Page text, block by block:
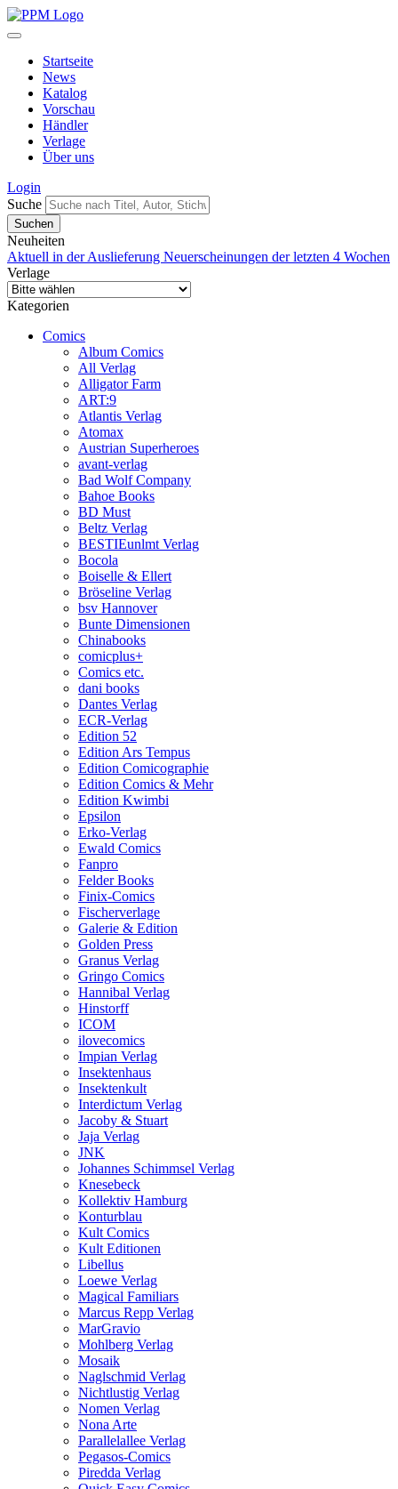
Startseite
News
Katalog
Vorschau
Händler
Verlage
Über uns
Login
Suche
Neuheiten
Aktuell in der Auslieferung Neuerscheinungen der letzten 4 Wochen
Verlage
Kategorien
Comics
Album Comics
All Verlag
Alligator Farm
ART:9
Atlantis Verlag
Atomax
Austrian Superheroes
avant-verlag
Bad Wolf Company
Bahoe Books
BD Must
Beltz Verlag
BESTIEunlmt Verlag
Bocola
Boiselle & Ellert
Bröseline Verlag
bsv Hannover
Bunte Dimensionen
Chinabooks
comicplus+
Comics etc.
dani books
Dantes Verlag
ECR-Verlag
Edition 52
Edition Ars Tempus
Edition Comicographie
Edition Comics & Mehr
Edition Kwimbi
Epsilon
Erko-Verlag
Ewald Comics
Fanpro
Felder Books
Finix-Comics
Fischerverlage
Galerie & Edition
Golden Press
Granus Verlag
Gringo Comics
Hannibal Verlag
Hinstorff
ICOM
ilovecomics
Impian Verlag
Insektenhaus
Insektenkult
Interdictum Verlag
Jacoby & Stuart
Jaja Verlag
JNK
Johannes Schimmsel Verlag
Knesebeck
Kollektiv Hamburg
Konturblau
Kult Comics
Kult Editionen
Libellus
Loewe Verlag
Magical Familiars
Marcus Repp Verlag
MarGravio
Mohlberg Verlag
Mosaik
Naglschmid Verlag
Nichtlustig Verlag
Nomen Verlag
Nona Arte
Parallelallee Verlag
Pegasos-Comics
Piredda Verlag